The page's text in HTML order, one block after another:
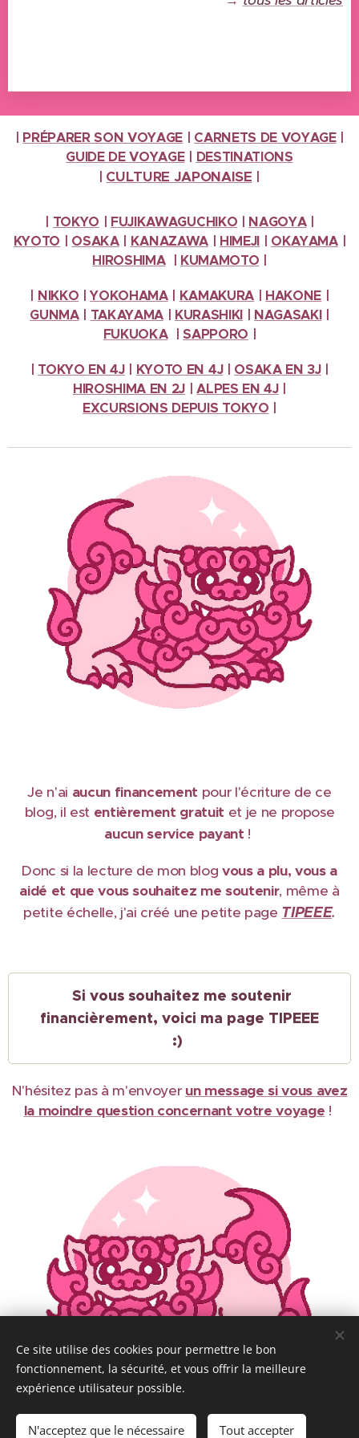
PRÉPARER SON VOYAGE CARNETS DE VOYAGE|
GUIDE DE VOYAGE| DESTINATIONS
CULTURE JAPONAISE |
TOKYO FUJIKAWAGUCHIKO NAGOYA|
KYOTO
OSAKA| KANAZAWA HIMEJI OKAYAMA|
HIROSHIMA| KUMAMOTO
NIKKO |YOKOHAMA| KAMAKURA HAKONE
GUNMA| TAKAYAMA| KURASHIKI NAGASAKI|
FUKUOKA|SAPPORO
TOKYO EN 4J KYOTO EN 4J OSAKA EN 3J
HIROSHIMA EN 2J
|ALPES EN 4J
EXCURSIONS DEPUIS TOKYO
Je n'ai aucun financement pour l'écriture de ce
blog, il est entièrement gratuit et je ne propose
aucun service payant !
Donc si la lecture de mon blogvous a plu, vous a
aidé et que vous souhaitez me soutenir, même à
petite échelle, j'ai créé une petite page TIPEEE.
Si vous souhaitez me soutenir
financièrement, voici ma page TIPEEE
:)
N'hésitez pas à m'envoyer un message si vous avez
la moindre question concernant votre voyage !
Ce site utilise des cookies pour permettre le bon
fonctionnement, la sécurité, et vous offrir la meilleure
expérience utilisateur possible.
N'acceptez que le nécessaire Tout accepter